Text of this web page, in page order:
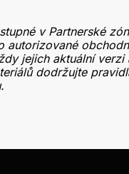
v Partnerské
autorizované
jejich aktuální
dodržujte